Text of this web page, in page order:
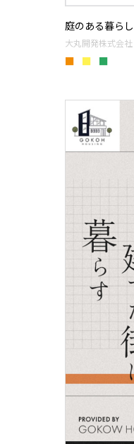
庭のある暮ら
大丸開発株式会社
■ ■ ■